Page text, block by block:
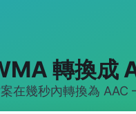
轉換成
在幾秒內轉換為 AAC